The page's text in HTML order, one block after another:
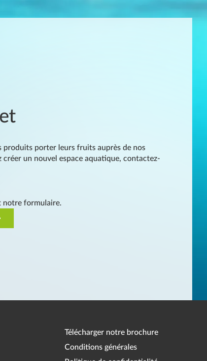
produits porter leurs fruits auprès de nos
un nouvel espace aquatique, contactez-
notre formulaire.
Télécharger notre brochure
Conditions générales